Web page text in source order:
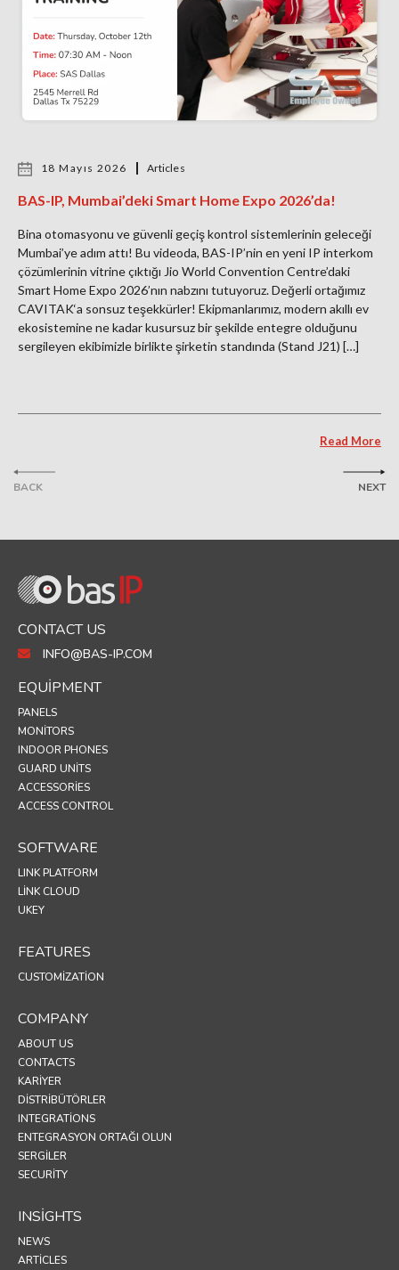
BACK
18 Mayıs 2026 Articles
BAS-IP, Mumbai’deki Smart Home Expo 2026’da!
Bina otomasyonu ve güvenli geçiş kontrol sistemlerinin geleceği
Mumbai’ye adım attı! Bu videoda, BAS-IP’nin en yeni IP interkom
çözümlerinin vitrine çıktığı Jio World Convention Centre’daki
Smart Home Expo 2026’nın nabzını tutuyoruz. Değerli ortağımız
CAVITAK‘a sonsuz teşekkürler! Ekipmanlarımız, modern akıllı ev
ekosistemine ne kadar kusursuz bir şekilde entegre olduğunu
sergileyen ekibimizle birlikte şirketin standında (Stand J21) […]
Read More
NEXT
CONTACT US
INFO@BAS-IP.COM
EQUIPMENT
PANELS
MONITORS
INDOOR PHONES
GUARD UNITS
ACCESSORIES
ACCESS CONTROL
SOFTWARE
LINK PLATFORM
LINK CLOUD
UKEY
FEATURES
CUSTOMIZATION
COMPANY
ABOUT US
CONTACTS
KARIYER
DISTRIBÜTÖRLER
INTEGRATIONS
ENTEGRASYON ORTAĞI OLUN
SERGİLER
SECURITY
INSIGHTS
NEWS
ARTICLES